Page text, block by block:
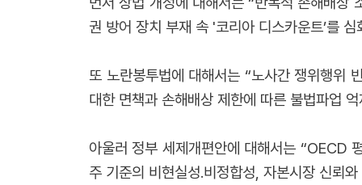
권 방어 장치 부재 속 '코리아 디스카운트’를
또 노란봉투법에 대해서는 “노사간 쟁위행위
대한 면책과 손해배상 제한에 따른 불법파업
아울러 정부 세제개편안에 대해서는 “OECD
주 기준의 비현실성․비정합성, 자본시장 신뢰